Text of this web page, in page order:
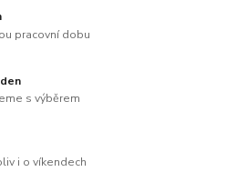
pracovní dobu
s výběrem
i o víkendech